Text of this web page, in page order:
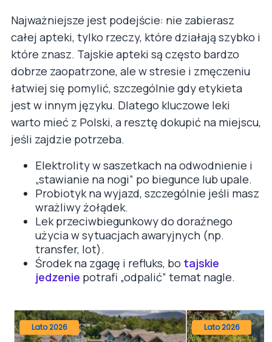
Najważniejsze jest podejście: nie zabierasz
całej apteki, tylko rzeczy, które działają szybko i
które znasz. Tajskie apteki są często bardzo
dobrze zaopatrzone, ale w stresie i zmęczeniu
łatwiej się pomylić, szczególnie gdy etykieta
jest w innym języku. Dlatego kluczowe leki
warto mieć z Polski, a resztę dokupić na miejscu,
jeśli zajdzie potrzeba.
Elektrolity w saszetkach na odwodnienie i
„stawianie na nogi” po biegunce lub upale.
Probiotyk na wyjazd, szczególnie jeśli masz
wrażliwy żołądek.
Lek przeciwbiegunkowy do doraźnego
użycia w sytuacjach awaryjnych (np.
transfer, lot).
Środek na zgagę i refluks, bo tajskie
jedzenie potrafi „odpalić” temat nagle.
Lato 2026 Lato 2026